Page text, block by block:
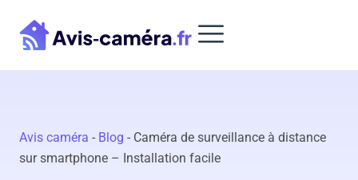
contenu
Avis caméra - Blog - Caméra de surveillance à distance
sur smartphone – Installation facile